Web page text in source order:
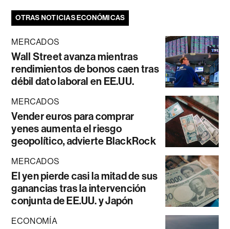
OTRAS NOTICIAS ECONÓMICAS
MERCADOS
Wall Street avanza mientras
rendimientos de bonos caen tras
débil dato laboral en EE.UU.
MERCADOS
Vender euros para comprar
yenes aumenta el riesgo
geopolítico, advierte BlackRock
MERCADOS
El yen pierde casi la mitad de sus
ganancias tras la intervención
conjunta de EE.UU. y Japón
ECONOMÍA